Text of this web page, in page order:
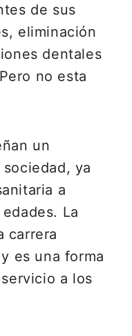
de sus
eliminación
dentales
no esta
un
ya
a
La
carrera
es una forma
a los